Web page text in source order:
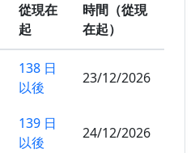
從現在
起
時間（從現
在起）
138 日
以後
23/12/2026
139 日
以後
24/12/2026